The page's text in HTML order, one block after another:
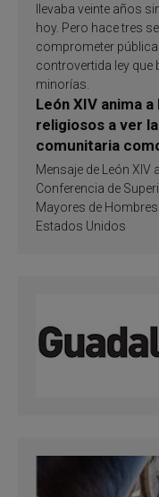
llevaba veinte años
hoy. Pero hace tres
comprometer
controvertida ley que
minorías.
León XIV anima a
religiosos a ver
comunitaria
de inspiración y
santificación
Mensaje de León XIV
Conferencia de
Mayores de
Estados Unidos